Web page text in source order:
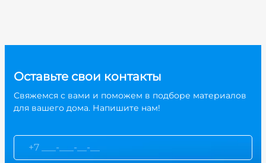
Оставьте свои контакты
Свяжемся с вами и поможем в подборе материалов
для вашего дома. Напишите нам!